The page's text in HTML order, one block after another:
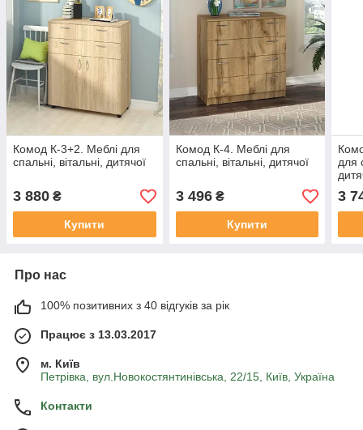
Комод К-3+2. Меблі для
спальні, вітальні, дитячої
3 880 ₴
Купити
Комод К-4. Меблі для
спальні, вітальні, дитячої
3 496₴
Купити
для
3
Про нас
100% позитивних з 40 відгуків за рік
Працює з 13.03.2017
м. Київ
Петрівка, вул.Новокостянтинівська, 22/15, Київ, Україна
Контакти